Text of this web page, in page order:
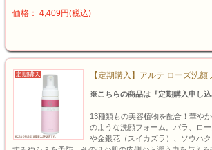
価格： 4,409円(税込)
【定期購入】アルテ ローズ洗顔
※こちらの商品は『定期購入申し込
13種類もの美容植物を配合！華や
のような洗顔フォーム。バラ、ロ
や金銀花（スイカズラ）、ソウハ